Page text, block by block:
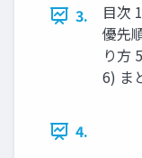
3.
目次
優先
り方
6) ま
4.